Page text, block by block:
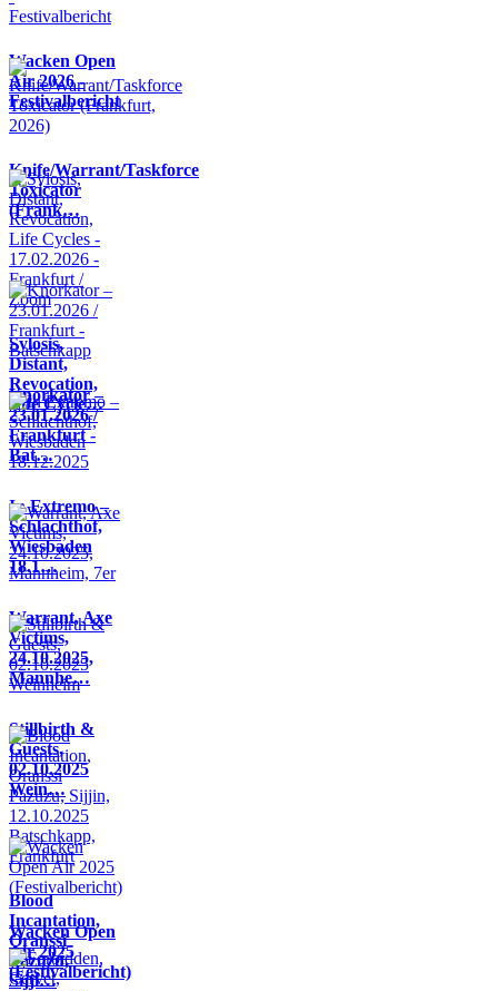
Wacken Open
Air 2026 -
Festivalbericht
Knife/Warrant/Taskforce
Toxicator
(Frank…
Sylosis,
Distant,
Revocation,
Life Cycle…
Knorkator –
23.01.2026 /
Frankfurt -
Bat…
In Extremo –
Schlachthof,
Wiesbaden
18.1…
Warrant, Axe
Victims,
24.10.2025,
Mannhe…
Stillbirth &
Guests,
02.10.2025
Wein…
Blood
Incantation,
Oranssi
Pazuzu,
Sijji…
Wacken Open
Air 2025
(Festivalbericht)